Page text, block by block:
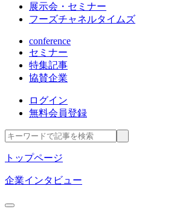
展示会・セミナー
フーズチャネルタイムズ
conference
セミナー
特集記事
協賛企業
ログイン
無料会員登録
トップページ
企業インタビュー